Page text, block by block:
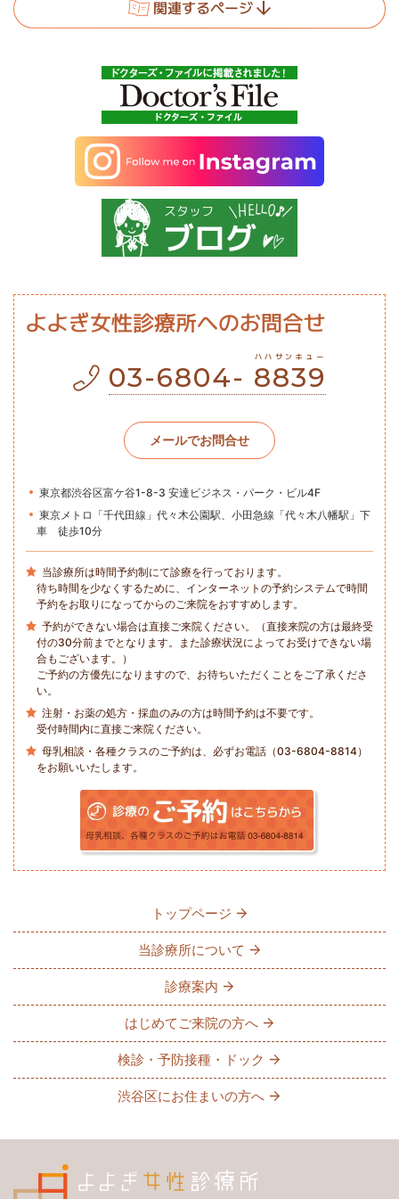
関連するページ
よよぎ女性診療所へのお問合せ
03-6804- 8839
ハハサンキュー
メールでお問合せ
東京都渋谷区富ケ谷1-8-3 安達ビジネス・パーク・ビル4F
東京メトロ「千代田線」代々木公園駅、小田急線「代々木八幡駅」下
車 徒歩10分
当診療所は時間予約制にて診療を行っております。
待ち時間を少なくするために、インターネットの予約システムで時間
予約をお取りになってからのご来院をおすすめします。
予約ができない場合は直接ご来院ください。（直接来院の方は最終受
付の30分前までとなります。また診療状況によってお受けできない場
合もございます。）
ご予約の方優先になりますので、お待ちいただくことをご了承くださ
い。
注射・お薬の処方・採血のみの方は時間予約は不要です。
受付時間内に直接ご来院ください。
母乳相談・各種クラスのご予約は、必ずお電話（03-6804-8814）
をお願いいたします。
トップページ
当診療所について
診療案内
はじめてご来院の方へ
検診・予防接種・ドック
渋谷区にお住まいの方へ